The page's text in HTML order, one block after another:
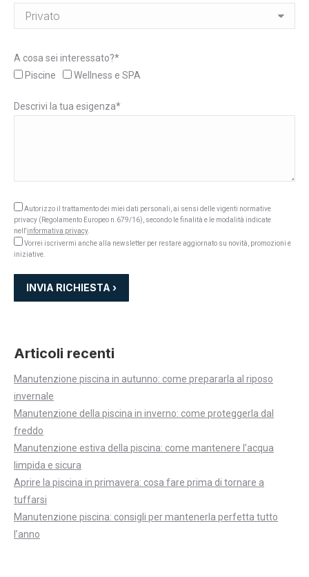
A cosa sei interessato?*
Piscine
Wellness e SPA
Descrivi la tua esigenza*
Autorizzo il trattamento dei miei dati personali, ai sensi delle vigenti normative
privacy (Regolamento Europeo n.679/16), secondo le finalità e le modalità indicate
nell'informativa privacy.
Vorrei iscrivermi anche alla newsletter per restare aggiornato su novità, promozioni e
iniziative.
Articoli recenti
Manutenzione piscina in autunno: come prepararla al riposo
invernale
Manutenzione della piscina in inverno: come proteggerla dal
freddo
Manutenzione estiva della piscina: come mantenere l’acqua
limpida e sicura
Aprire la piscina in primavera: cosa fare prima di tornare a
tuffarsi
Manutenzione piscina: consigli per mantenerla perfetta tutto
l’anno